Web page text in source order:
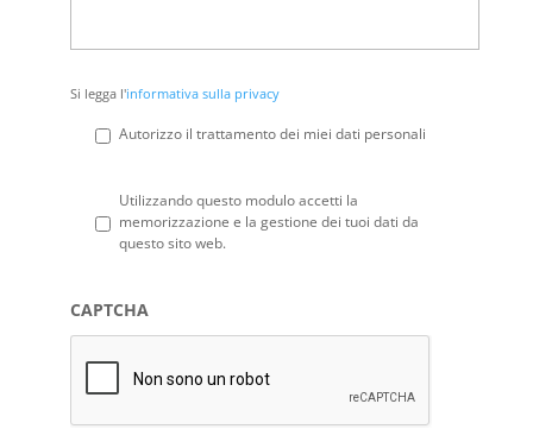
Si
legga
l'informativa
Si legga l'informativa sulla privacy
Autorizzo il trattamento dei miei dati personali
Privacy *
Utilizzando questo modulo accetti la
memorizzazione e la gestione dei tuoi dati da
questo sito web.
CAPTCHA